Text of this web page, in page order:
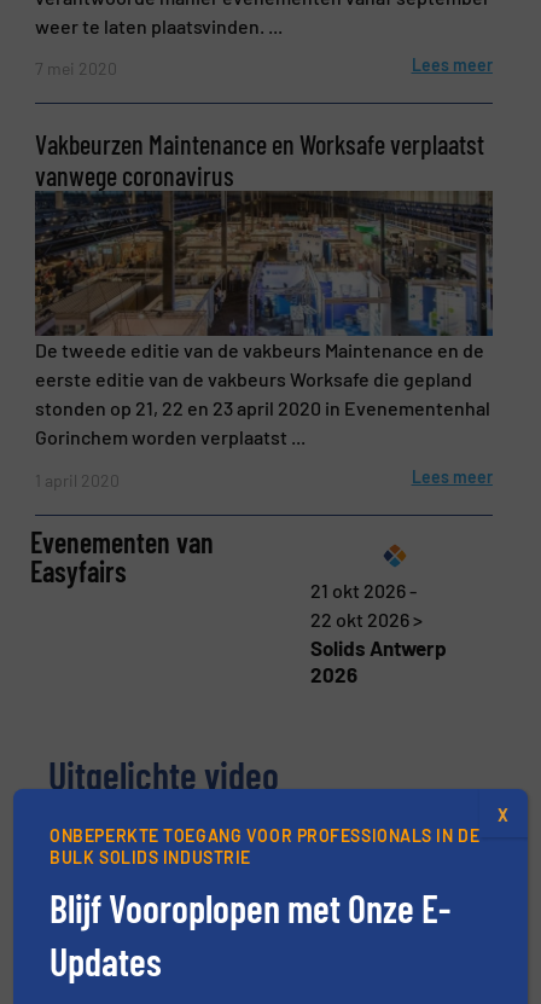
weer te laten plaatsvinden. ...
7 mei 2020 Lees meer
Vakbeurzen Maintenance en Worksafe verplaatst
vanwege coronavirus
De tweede editie van de vakbeurs Maintenance en de
eerste editie van de vakbeurs Worksafe die gepland
stonden op 21, 22 en 23 april 2020 in Evenementenhal
Gorinchem worden verplaatst ...
1 april 2020 Lees meer
Evenementen van
Easyfairs
21 okt 2026 -
22 okt 2026 >
Solids Antwerp
2026
Uitgelichte video
ONBEPERKTE TOEGANG VOOR PROFESSIONALS IN DE
BULK SOLIDS INDUSTRIE
Blijf Vooroplopen met Onze E-
Updates
X